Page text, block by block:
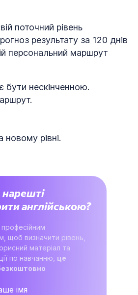
поточний рівень
результату за 120 днів
персональний маршрут
бути нескінченною.
новому рівні.
англійською?
щоб визначити рівень,
матеріал та
по навчанню, це
імя